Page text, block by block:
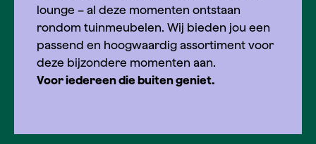
lounge – al deze momenten ontstaan
rondom tuinmeubelen. Wij bieden jou een
passend en hoogwaardig assortiment voor
deze bijzondere momenten aan.
Voor iedereen die buiten geniet.